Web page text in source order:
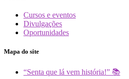
Cursos e eventos
Divulgações
Oportunidades
Mapa do site
“Senta que lá vem história!” 📚